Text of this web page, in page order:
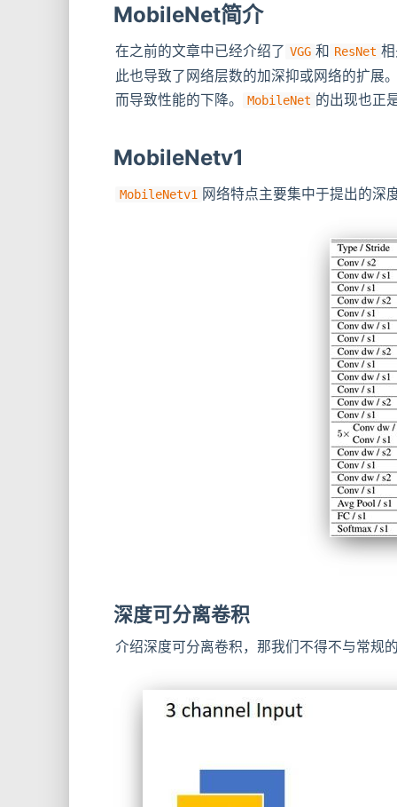
MobileNet简介
在之前的文章中已经介绍了 VGG 和 ResNet
此也导致了网络层数的加深抑或网络的扩展
而导致性能的下降。
MobileNet 的出现也正
MobileNetv1
MobileNetv1 网络特点主要集中于提出的深
深度可分离卷积
介绍深度可分离卷积，那我们不得不与常规